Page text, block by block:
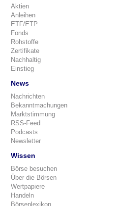
Aktien
Anleihen
ETF/ETP
Fonds
Rohstoffe
Zertifikate
Nachhaltig
Einstieg
News
Nachrichten
Bekanntmachungen
Marktstimmung
RSS-Feed
Podcasts
Newsletter
Wissen
Börse besuchen
Über die Börsen
Wertpapiere
Handeln
Börsenlexikon